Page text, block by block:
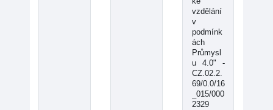
vzdělání
v
podmínk
ách
Průmysl
u 4.0" -
CZ.02.2.
69/0.0/16
_015/000
2329